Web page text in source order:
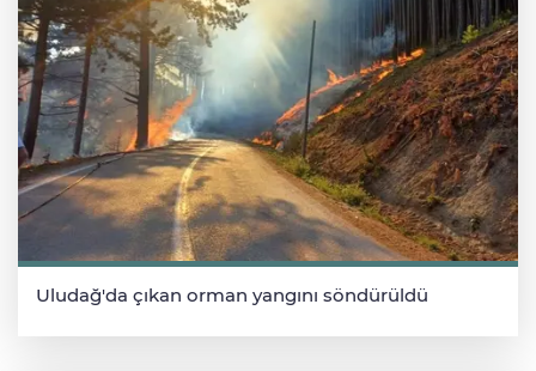
Uludağ'da çıkan orman yangını söndürüldü